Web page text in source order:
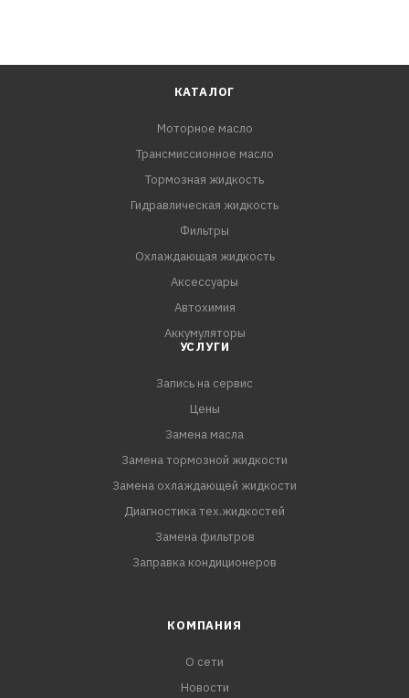
КАТАЛОГ
Моторное масло
Трансмиссионное масло
Тормозная жидкость
Гидравлическая жидкость
Фильтры
Охлаждающая жидкость
Аксессуары
Автохимия
Аккумуляторы
УСЛУГИ
Запись на сервис
Цены
Замена масла
Замена тормозной жидкости
Замена охлаждающей жидкости
Диагностика тех.жидкостей
Замена фильтров
Заправка кондиционеров
КОМПАНИЯ
О сети
Новости